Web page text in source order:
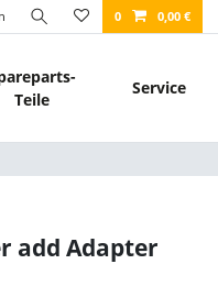
0 0,00 €
Teile
Service
add Adapter